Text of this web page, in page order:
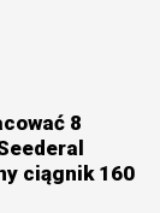
8
ciągnik 160